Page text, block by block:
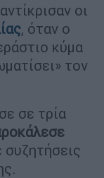
αντίκρισαν οι
, όταν ο
κύμα
τον
σε τρία